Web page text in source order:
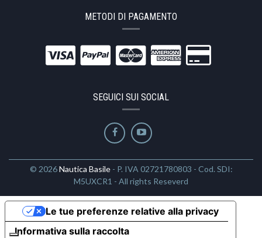
METODI DI PAGAMENTO
SEGUICI SUI SOCIAL
© 2026Nautica Basile- P. IVA 02721780803 - Cod. SDI:
M5UXCR1 - All rights Reseverd
Informativa sulla raccolta
Le tue preferenze relative alla privacy